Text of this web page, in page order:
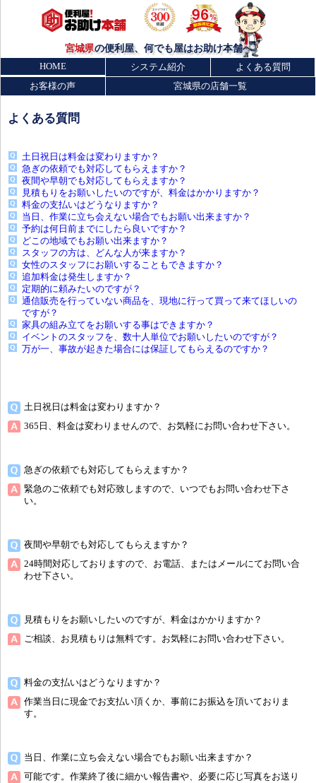
宮城県の便利屋、何でも屋はお助け本舗へ
HOME システム紹介
よくある質問
お客様の声
宮城県の店舗一覧
よくある質問
土日祝日は料金は変わりますか？
急ぎの依頼でも対応してもらえますか？
夜間や早朝でも対応してもらえますか？
見積もりをお願いしたいのですが、料金はかかりますか？
料金の支払いはどうなりますか？
当日、作業に立ち会えない場合でもお願い出来ますか？
予約は何日前までにしたら良いですか？
どこの地域でもお願い出来ますか？
スタッフの方は、どんな人が来ますか？
女性のスタッフにお願いすることもできますか？
追加料金は発生しますか？
定期的に頼みたいのですが？
通信販売を行っていない商品を、現地に行って買って来てほしいの
ですが？
家具の組み立てをお願いする事はできますか？
イベントのスタッフを、数十人単位でお願いしたいのですが？
万が一、事故が起きた場合には保証してもらえるのですか？
土日祝日は料金は変わりますか？
365日、料金は変わりませんので、お気軽にお問い合わせ下さい。
急ぎの依頼でも対応してもらえますか？
緊急のご依頼でも対応致しますので、いつでもお問い合わせ下さ
い。
夜間や早朝でも対応してもらえますか？
24時間対応しておりますので、お電話、またはメールにてお問い合
わせ下さい。
見積もりをお願いしたいのですが、料金はかかりますか？
ご相談、お見積もりは無料です。お気軽にお問い合わせ下さい。
料金の支払いはどうなりますか？
作業当日に現金でお支払い頂くか、事前にお振込を頂いておりま
す。
当日、作業に立ち会えない場合でもお願い出来ますか？
可能です。作業終了後に細かい報告書や、必要に応じ写真をお送り